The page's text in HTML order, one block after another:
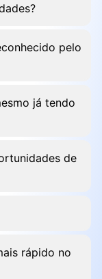
pelo
já tendo
de
rápido no